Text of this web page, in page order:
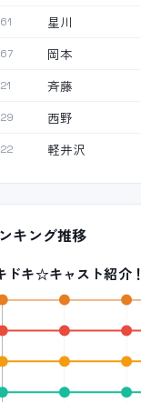
61 星川
67 岡本
21 斉藤
29 西野
22 軽井沢
キング推移
ドキ☆キャスト紹介！